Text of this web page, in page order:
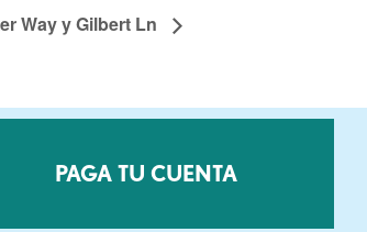
Way y Gilbert Ln
PAGA TU CUENTA